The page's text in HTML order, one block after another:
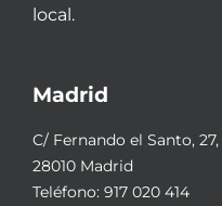
local.
Madrid
C/ Fernando el Santo,
28010 Madrid
Teléfono: 917 020 414